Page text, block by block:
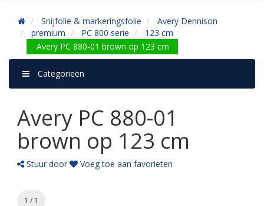
Snijfolie & markeringsfolie
Avery Dennison
premium
PC 800 serie
123 cm
Avery PC 880-01 brown op 123 cm
Categorieën
Avery PC 880-01
brown op 123 cm
Stuur door Voeg toe aan favorieten
1 / 1